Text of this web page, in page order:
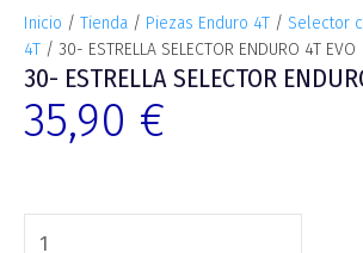
Inicio / Tienda / Piezas Enduro 4T / Selector
4T / 30- ESTRELLA SELECTOR ENDURO 4T EVO
30- ESTRELLA SELECTOR
35,90 €